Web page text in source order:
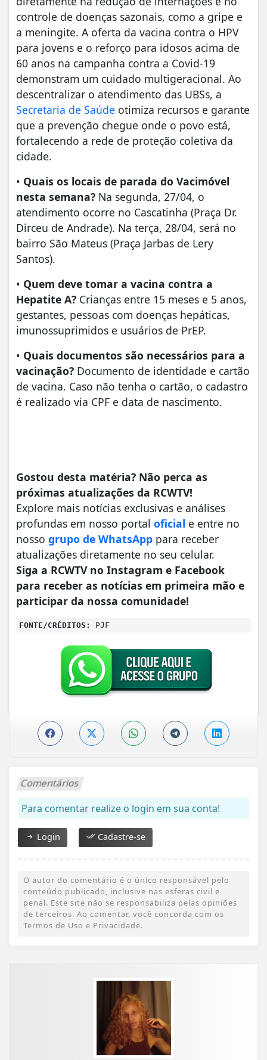
controle de doenças sazonais, como a gripe e
a meningite. A oferta da vacina contra o HPV
para jovens e o reforço para idosos acima de
60 anos na campanha contra a Covid-19
demonstram um cuidado multigeracional. Ao
descentralizar o atendimento das UBSs, a
Secretaria de Saúde otimiza recursos e garante
que a prevenção chegue onde o povo está,
fortalecendo a rede de proteção coletiva da
cidade.
• Quais os locais de parada do Vacimóvel
nesta semana? Na segunda, 27/04, o
atendimento ocorre no Cascatinha (Praça Dr.
Dirceu de Andrade). Na terça, 28/04, será no
bairro São Mateus (Praça Jarbas de Lery
Santos).
• Quem deve tomar a vacina contra a
Hepatite A? Crianças entre 15 meses e 5 anos,
gestantes, pessoas com doenças hepáticas,
imunossuprimidos e usuários de PrEP.
• Quais documentos são necessários para a
vacinação? Documento de identidade e cartão
de vacina. Caso não tenha o cartão, o cadastro
é realizado via CPF e data de nascimento.
Gostou desta matéria? Não perca as
próximas atualizações da RCWTV!
Explore mais notícias exclusivas e análises
profundas em nosso portal oficial e entre no
nosso grupo de WhatsApp para receber
atualizações diretamente no seu celular.
Siga a RCWTV no Instagram e Facebook
para receber as notícias em primeira mão e
participar da nossa comunidade!
FONTE/CRÉDITOS: PJF
Comentários
Para comentar realize o login em sua conta!
Login Cadastre-se
O autor do comentário é o único responsável pelo
conteúdo publicado, inclusive nas esferas civil e
penal. Este site não se responsabiliza pelas opiniões
de terceiros. Ao comentar, você concorda com os
Termos de Uso e Privacidade.